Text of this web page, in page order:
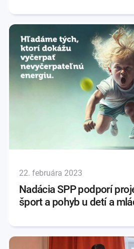
22. februára 2023
Nadácia SPP podporí
šport a pohyb u detí a